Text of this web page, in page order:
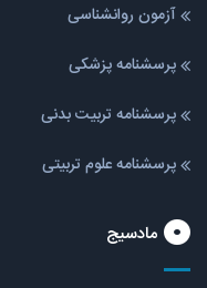
آزمون روانشناسی
پرسشنامه پزشکی
پرسشنامه تربیت بدنی
پرسشنامه علوم تربیتی
مادسیج